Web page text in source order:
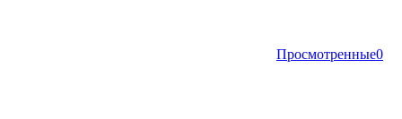
Просмотренные0